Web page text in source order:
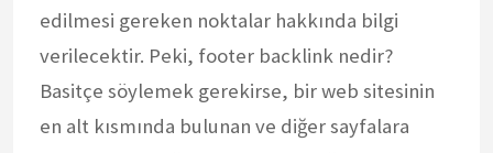
edilmesi gereken noktalar hakkında bilgi
verilecektir. Peki, footer backlink nedir?
Basitçe söylemek gerekirse, bir web sitesinin
en alt kısmında bulunan ve diğer sayfalara